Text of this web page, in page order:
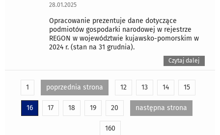
28.01.2025
Opracowanie prezentuje dane dotyczące
podmiotów gospodarki narodowej w rejestrze
REGON w województwie kujawsko-pomorskim w
2024 r. (stan na 31 grudnia).
Czytaj dalej
1 poprzednia strona 12 13 14 15
16 17 18 19 20 następna strona
160